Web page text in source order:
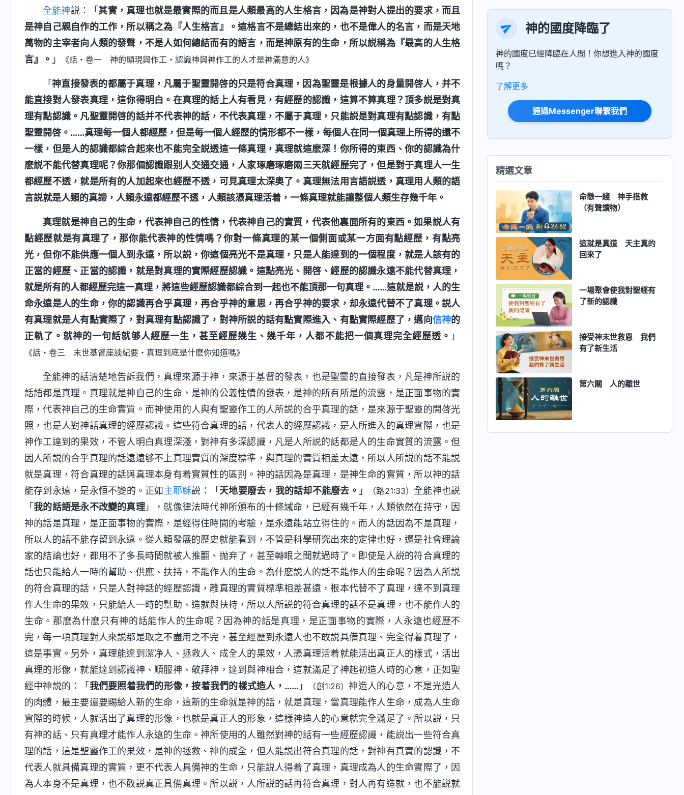
全能神説：「 其實，真理也就是最實際的而且是人類最高的人生格言，因為是神對人提出的要求，而且
是神自己親自作的工作，所以稱之為『人生格言』。這格言不是總結出來的，也不是偉人的名言，而是天地
萬物的主宰者向人類的發聲，不是人如何總結而有的語言，而是神原有的生命，所以説稱為『最高的人生格
言』。 」 《話・卷一 神的顯現與作工・認識神與神作工的人才是神滿意的人》
「神直接發表的都屬于真理，凡屬于聖靈開啓的只是符合真理，因為聖靈是根據人的身量開啓人，并不
能直接對人發表真理，這你得明白。在真理的話上人有看見，有經歷的認識，這算不算真理？頂多説是對真
理有點認識。凡聖靈開啓的話并不代表神的話，不代表真理，不屬于真理，只能説是對真理有點認識，有點
聖靈開啓。……真理每一個人都經歷，但是每一個人經歷的情形都不一樣，每個人在同一個真理上所得的還不
一樣，但是人的認識都綜合起來也不能完全説透這一條真理，真理就這麽深！你所得的東西、你的認識為什
麽説不能代替真理呢？你那個認識跟别人交通交通，人家琢磨琢磨兩三天就經歷完了，但是對于真理人一生
都經歷不透，就是所有的人加起來也經歷不透，可見真理太深奥了。真理無法用言語説透，真理用人類的語
言説就是人類的真諦，人類永遠都經歷不透，人類該憑真理活着，一條真理就能讓整個人類生存幾千年。
真理就是神自己的生命，代表神自己的性情，代表神自己的實質，代表他裏面所有的東西。如果説人有
點經歷就是有真理了，那你能代表神的性情嗎？你對一條真理的某一個側面或某一方面有點經歷，有點亮
光，但你不能供應一個人到永遠，所以説，你這個亮光不是真理，只是人能達到的一個程度，就是人該有的
正當的經歷、正當的認識，就是對真理的實際經歷認識。這點亮光、開啓、經歷的認識永遠不能代替真理，
就是所有的人都經歷完這一真理，將這些經歷認識都綜合到一起也不能頂那一句真理。……這就是説，人的生
命永遠是人的生命，你的認識再合乎真理，再合乎神的意思，再合乎神的要求，却永遠代替不了真理。説人
有真理就是人有點實際了，對真理有點認識了，對神所説的話有點實際進入、有點實際經歷了，邁向信神的
正軌了。就神的一句話就够人經歷一生，甚至經歷幾生、幾千年，人都不能把一個真理完全經歷透。 」
《話・卷三 末世基督座談紀要・真理到底是什麽你知道嗎》
全能神的話清楚地告訴我們，真理來源于神，來源于基督的發表，也是聖靈的直接發表，凡是神所説的
話語都是真理。真理就是神自己的生命，是神的公義性情的發表，是神的所有所是的流露，是正面事物的實
際，代表神自己的生命實質。而神使用的人與有聖靈作工的人所説的合乎真理的話，是來源于聖靈的開啓光
照，也是人對神話真理的經歷認識。這些符合真理的話，代表人的經歷認識，是人所進入的真理實際，也是
神作工達到的果效，不管人明白真理深淺，對神有多深認識，凡是人所説的話都是人的生命實質的流露。但
因人所説的合乎真理的話遠遠够不上真理實質的深度標準，與真理的實質相差太遠，所以人所説的話不能説
就是真理，符合真理的話與真理本身有着實質性的區别。神的話因為是真理，是神生命的實質，所以神的話
能存到永遠，是永恒不變的。正如 主耶穌説：「 天地要廢去，我的話却不能廢去。 」 （路21:33）全能神也説
「我的話語是永不改變的真理」，就像律法時代神所頒布的十條誡命，已經有幾千年，人類依然在持守，因
神的話是真理，是正面事物的實際，是經得住時間的考驗，是永遠能站立得住的。而人的話因為不是真理，
所以人的話不能存留到永遠。從人類發展的歷史就能看到，不管是科學研究出來的定律也好，還是社會理論
家的結論也好，都用不了多長時間就被人推翻、抛弃了，甚至轉眼之間就過時了。即使是人説的符合真理的
話也只能給人一時的幫助、供應、扶持，不能作人的生命。為什麽説人的話不能作人的生命呢？因為人所説
的符合真理的話，只是人對神話的經歷認識，離真理的實質標準相差甚遠，根本代替不了真理，達不到真理
作人生命的果效，只能給人一時的幫助、造就與扶持，所以人所説的符合真理的話不是真理，也不能作人的
生命。那麽為什麽只有神的話能作人的生命呢？因為神的話是真理，是正面事物的實際，人永遠也經歷不
完，每一項真理對人來説都是取之不盡用之不完，甚至經歷到永遠人也不敢説具備真理、完全得着真理了，
這是事實。另外，真理能達到潔净人、拯救人、成全人的果效，人憑真理活着就能活出真正人的樣式，活出
真理的形像，就能達到認識神、順服神、敬拜神，達到與神相合，這就滿足了神起初造人時的心意，正如聖
經中神説的：「 我們要照着我們的形像，按着我們的樣式造人，……」 （創1:26）神造人的心意，不是光造人
的肉體，最主要還要賜給人新的生命，這新的生命就是神的話，就是真理，當真理能作人生命，成為人生命
實際的時候，人就活出了真理的形像，也就是真正人的形象，這樣神造人的心意就完全滿足了。所以説，只
有神的話、只有真理才能作人永遠的生命。神所使用的人雖然對神的話有一些經歷認識，能説出一些符合真
理的話，這是聖靈作工的果效，是神的拯救、神的成全，但人能説出符合真理的話，對神有真實的認識，不
代表人就具備真理的實質，更不代表人具備神的生命，只能説人得着了真理，真理成為人的生命實際了，因
為人本身不是真理，也不敢説真正具備真理。所以説，人所説的話再符合真理，對人再有造就，也不能説就
神的國度降臨了
神的國度已經降臨在人間！你想進入神的國度
嗎？
了解更多
通過Messenger聯繫我們
精選文章
24:52
命懸一綫 神手搭救
（有聲讀物）
這就是真道 天主真的
回來了
一場聚會使我對聖經有
了新的認識
接受神末世救恩 我們
有了新生活
第六關 人的離世